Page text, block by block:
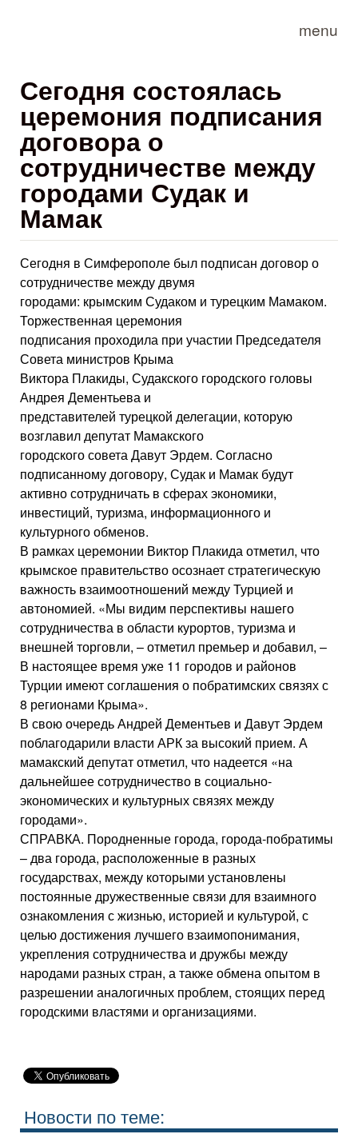
menu
Сегодня состоялась
церемония подписания
договора о
сотрудничестве между
городами Судак и
Мамак
Сегодня в Симферополе был подписан договор о
сотрудничестве между двумя
городами: крымским Судаком и турецким Мамаком.
Торжественная церемония
подписания проходила при участии Председателя
Совета министров Крыма
Виктора Плакиды, Судакского городского головы
Андрея Дементьева и
представителей турецкой делегации, которую
возглавил депутат Мамакского
городского совета Давут Эрдем. Согласно
подписанному договору, Судак и Мамак будут
активно сотрудничать в сферах экономики,
инвестиций, туризма, информационного и
культурного обменов.
В рамках церемонии Виктор Плакида отметил, что
крымское правительство осознает стратегическую
важность взаимоотношений между Турцией и
автономией. «Мы видим перспективы нашего
сотрудничества в области курортов, туризма и
внешней торговли, – отметил премьер и добавил, –
В настоящее время уже 11 городов и районов
Турции имеют соглашения о побратимских связях с
8 регионами Крыма».
В свою очередь Андрей Дементьев и Давут Эрдем
поблагодарили власти АРК за высокий прием. А
мамакский депутат отметил, что надеется «на
дальнейшее сотрудничество в социально-
экономических и культурных связях между
городами».
СПРАВКА. Породненные города, города-побратимы
– два города, расположенные в разных
государствах, между которыми установлены
постоянные дружественные связи для взаимного
ознакомления с жизнью, историей и культурой, с
целью достижения лучшего взаимопонимания,
укрепления сотрудничества и дружбы между
народами разных стран, а также обмена опытом в
разрешении аналогичных проблем, стоящих перед
городскими властями и организациями.
Новости по теме: